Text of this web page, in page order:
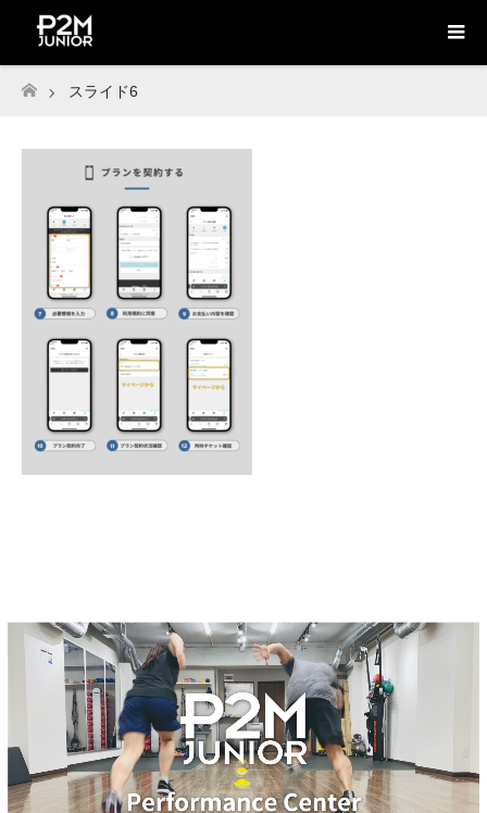
ホーム
スライド6